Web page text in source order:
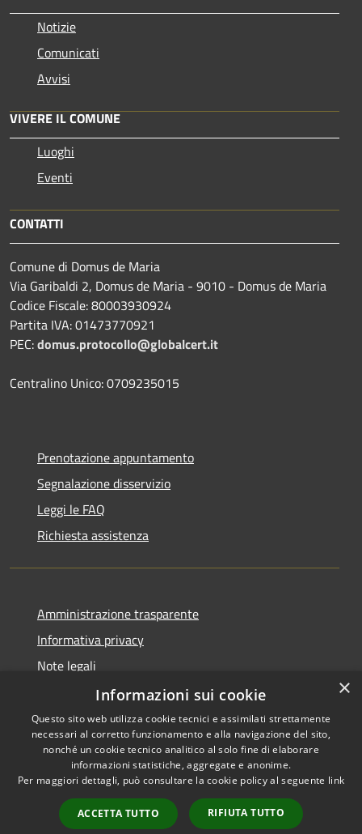
Notizie
Comunicati
Avvisi
VIVERE IL COMUNE
Luoghi
Eventi
CONTATTI
Comune di Domus de Maria
Via Garibaldi 2, Domus de Maria - 9010 - Domus de Maria
Codice Fiscale: 80003930924
Partita IVA: 01473770921
PEC:domus.protocollo@globalcert.it
Centralino Unico: 0709235015
Prenotazione appuntamento
Segnalazione disservizio
Leggi le FAQ
Richiesta assistenza
Amministrazione trasparente
Informativa privacy
Note legali
Dichiarazione di accessibilità
RSS
Accessibilità
Copyright © 2026 • Comune di
Municipium•
Accesso
×
Informazioni sui cookie
Questo sito web utilizza cookie tecnici e assimilati strettamente
necessari al corretto funzionamento e alla navigazione del sito,
nonché un cookie tecnico analitico al solo fine di elaborare
informazioni statistiche, aggregate e anonime.
Per maggiori dettagli, può consultare la cookie policy al seguente link
ACCETTA TUTTO RIFIUTA TUTTO